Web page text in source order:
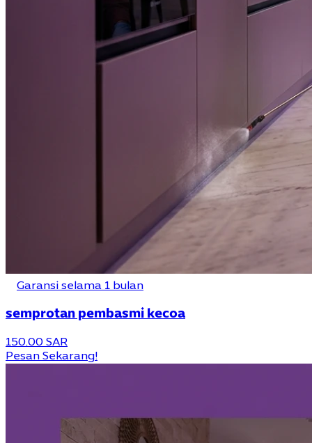
Garansi selama 1 bulan
semprotan pembasmi kecoa
150.00 SAR
Pesan Sekarang!